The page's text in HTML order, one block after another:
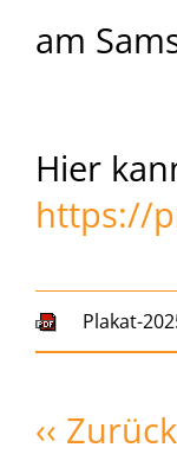
am
Hier
https://
Plakat-
‹‹